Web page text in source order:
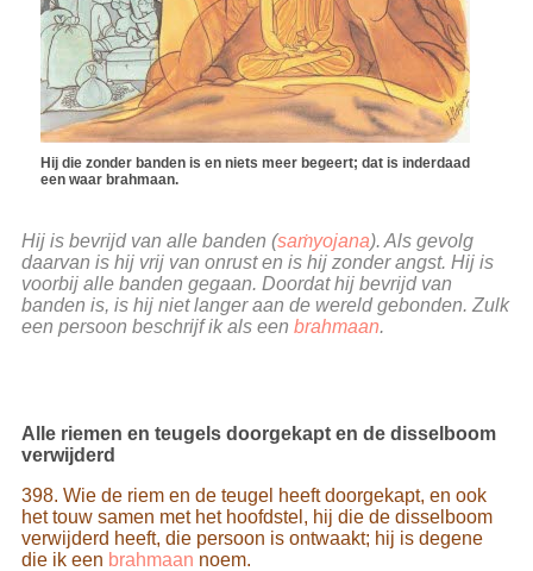
Hij die zonder banden is en niets meer begeert; dat is inderdaad
een waar brahmaan.
Hij is bevrijd van alle banden (saṁyojana). Als gevolg
daarvan is hij vrij van onrust en is hij zonder angst. Hij is
voorbij alle banden gegaan. Doordat hij bevrijd van
banden is, is hij niet langer aan de wereld gebonden. Zulk
een persoon beschrijf ik als een brahmaan.
Alle riemen en teugels doorgekapt en de disselboom
verwijderd
398. Wie de riem en de teugel heeft doorgekapt, en ook
het touw samen met het hoofdstel, hij die de disselboom
verwijderd heeft, die persoon is ontwaakt; hij is degene
die ik een brahmaan noem.